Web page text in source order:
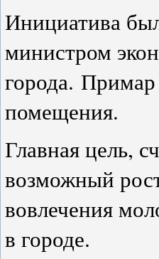
Инициатива
министром
города.
помещения.
Главная цель,
возможный
вовлечения
в городе.